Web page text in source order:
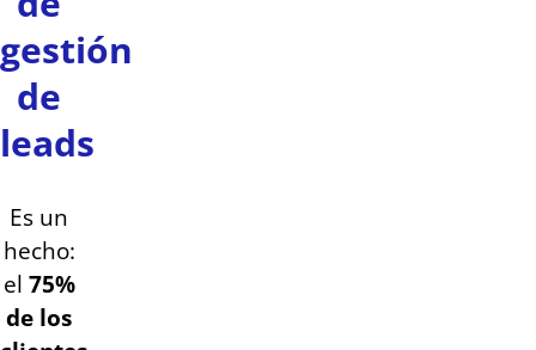
gestión
de
leads
Es un
hecho:
el 75%
de los